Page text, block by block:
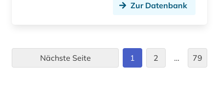
besoldungsrecht (2)
bestand (1)
Zur Datenbank
Nächste Seite 1 2 … 79